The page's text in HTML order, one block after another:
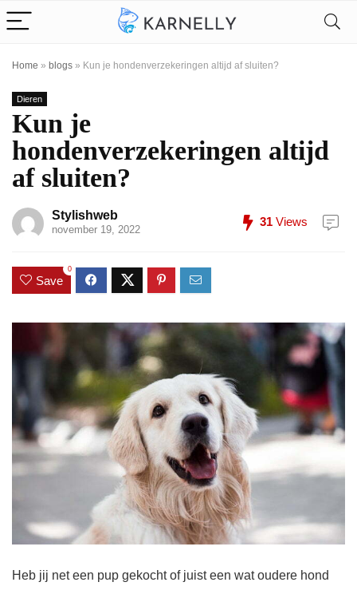
Home » blogs » Kun je hondenverzekeringen altijd af sluiten?
Dieren
Kun je
hondenverzekeringen altijd
af sluiten?
Stylishweb
november 19, 2022
31 Views
Save
0
Heb jij net een pup gekocht of juist een wat oudere hond